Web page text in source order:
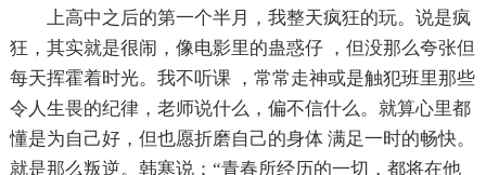
上高中之后的第一个半月，我整天疯狂的玩。说是疯
狂，其实就是很闹，像电影里的蛊惑仔 ，但没那么夸张但
每天挥霍着时光。我不听课 ，常常走神或是触犯班里那些
令人生畏的纪律，老师说什么，偏不信什么。就算心里都
懂是为自己好，但也愿折磨自己的身体 满足一时的畅快。
就是那么叛逆。韩寒说：“青春所经历的一切，都将在他